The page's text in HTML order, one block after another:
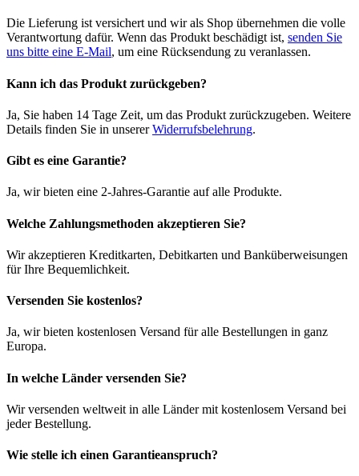
Die Lieferung ist versichert und wir als Shop übernehmen die volle
Verantwortung dafür. Wenn das Produkt beschädigt ist, senden Sie
uns bitte eine E-Mail, um eine Rücksendung zu veranlassen.
Kann ich das Produkt zurückgeben?
Ja, Sie haben 14 Tage Zeit, um das Produkt zurückzugeben. Weitere
Details finden Sie in unsererWiderrufsbelehrung.
Gibt es eine Garantie?
Ja, wir bieten eine 2-Jahres-Garantie auf alle Produkte.
Welche Zahlungsmethoden akzeptieren Sie?
Wir akzeptieren Kreditkarten, Debitkarten und Banküberweisungen
für Ihre Bequemlichkeit.
Versenden Sie kostenlos?
Ja, wir bieten kostenlosen Versand für alle Bestellungen in ganz
Europa.
In welche Länder versenden Sie?
Wir versenden weltweit in alle Länder mit kostenlosem Versand bei
jeder Bestellung.
Wie stelle ich einen Garantieanspruch?